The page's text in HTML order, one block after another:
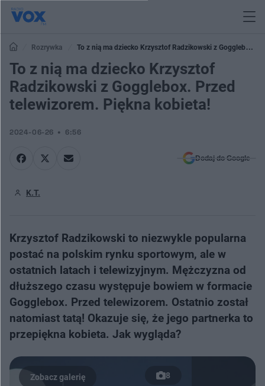
Rozrywka
To z nią ma dziecko Krzysztof Radzikowski z Gogglebox.
Przed telewizorem. Piękna kobieta!
To z nią ma dziecko Krzysztof
Radzikowski z Gogglebox. Przed
telewizorem. Piękna kobieta!
2024-06-26 6:56
Dodaj do Google
K.T.
Krzysztof Radzikowski to niezwykle popularna
postać na polskim rynku sportowym, ale w
ostatnich latach i telewizyjnym. Mężczyzna od
dłuższego czasu występuje bowiem w formacie
Gogglebox. Przed telewizorem. Ostatnio został
natomiast tatą! Okazuje się, że jego partnerka to
przepiękna kobieta. Jak wygląda?
8